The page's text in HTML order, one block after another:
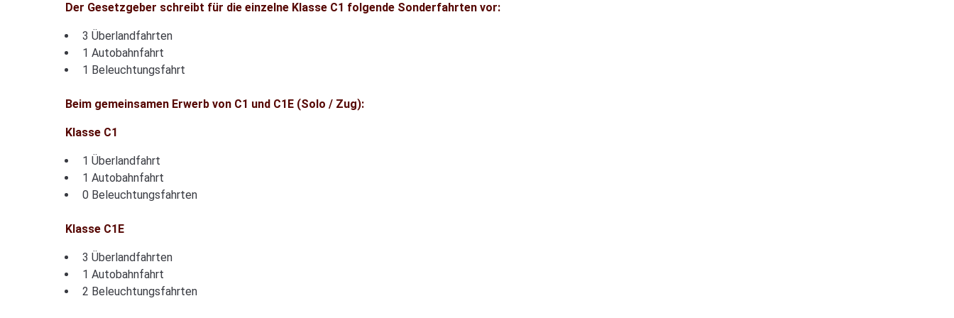
Der Gesetzgeber schreibt für die einzelne Klasse C1 folgende Sonderfahrten vor:
3 Überlandfahrten
1 Autobahnfahrt
1 Beleuchtungsfahrt
Beim gemeinsamen Erwerb von C1 und C1E (Solo / Zug):
Klasse C1
1 Überlandfahrt
1 Autobahnfahrt
0 Beleuchtungsfahrten
Klasse C1E
3 Überlandfahrten
1 Autobahnfahrt
2 Beleuchtungsfahrten